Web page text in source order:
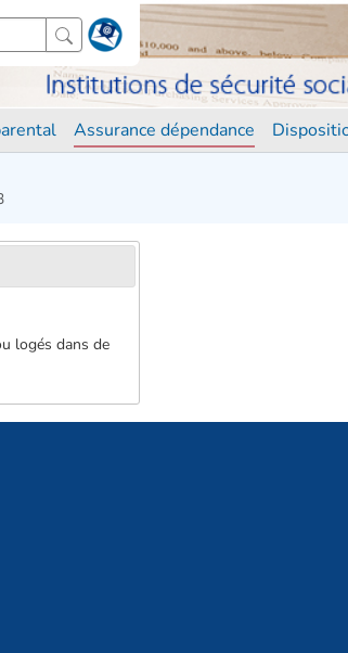
Assurance dépendance
logés dans de